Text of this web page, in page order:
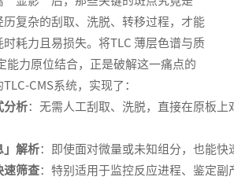
复杂的刮取、洗脱、转移过程，才能
耗力且易损失。将TLC 薄层色谱与质
能力原位结合，正是破解这一痛点的
CMS系统，实现了：
分析：无需人工刮取、洗脱，直接在原板
」解析：即使面对微量或未知组分，也能
速筛查：特别适用于监控反应进程、鉴定